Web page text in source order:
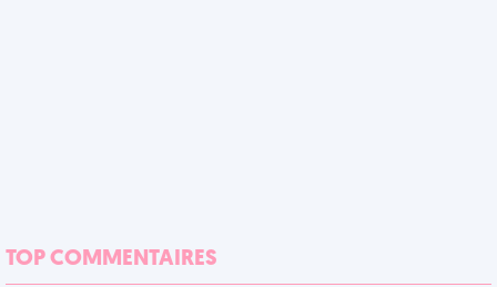
TOP COMMENTAIRES